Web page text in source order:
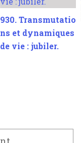
930. Transmutatio
ns et dynamiques
de vie : jubiler.